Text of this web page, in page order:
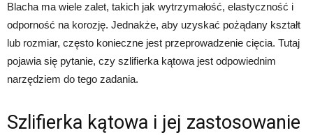
Blacha ma wiele zalet, takich jak wytrzymałość, elastyczność i
odporność na korozję. Jednakże, aby uzyskać pożądany kształt
lub rozmiar, często konieczne jest przeprowadzenie cięcia. Tutaj
pojawia się pytanie, czy szlifierka kątowa jest odpowiednim
narzędziem do tego zadania.
Szlifierka kątowa i jej zastosowanie